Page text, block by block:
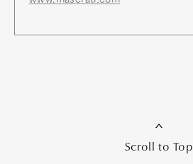
Scroll to Top